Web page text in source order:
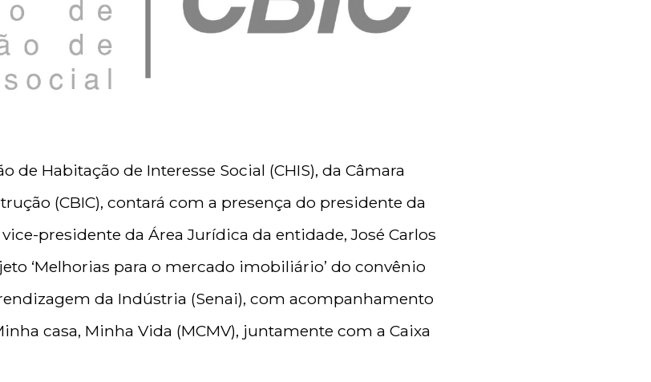
de Habitação de Interesse Social (CHIS), da Câmara
(CBIC), contará com a presença do presidente da
vice-presidente da Área Jurídica da entidade, José Carlos
‘Melhorias para o mercado imobiliário’ do convênio
da Indústria (Senai), com acompanhamento
casa, Minha Vida (MCMV), juntamente com a Caixa